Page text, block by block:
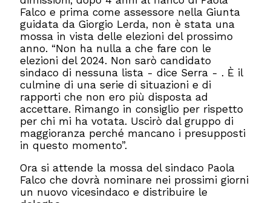
Falco e prima come assessore nella Giunta
guidata da Giorgio Lerda, non è stata una
mossa in vista delle elezioni del prossimo
anno. “Non ha nulla a che fare con le
elezioni del 2024. Non sarò candidato
sindaco di nessuna lista - dice Serra - . È il
culmine di una serie di situazioni e di
rapporti che non ero più disposta ad
accettare. Rimango in consiglio per rispetto
per chi mi ha votata. Uscirò dal gruppo di
maggioranza perché mancano i presupposti
in questo momento”.
Ora si attende la mossa del sindaco Paola
Falco che dovrà nominare nei prossimi giorni
un nuovo vicesindaco e distribuire le